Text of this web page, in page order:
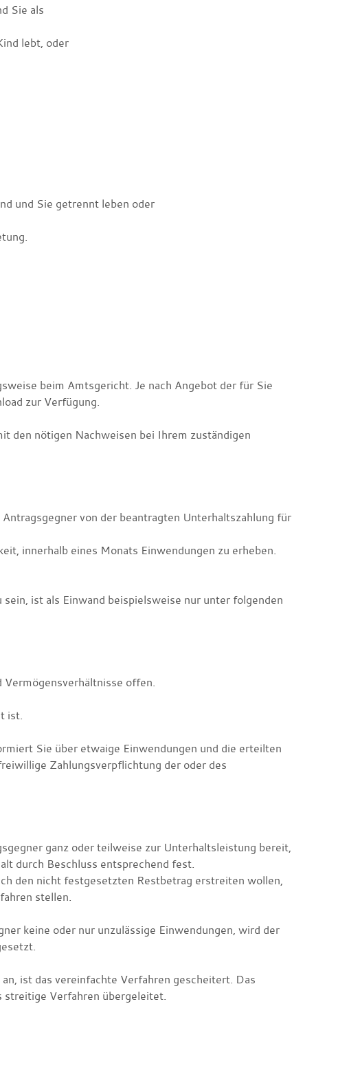
Sie als
lebt, oder
und Sie getrennt leben oder
beim Amtsgericht. Je nach Angebot der für Sie
zur Verfügung.
den nötigen Nachweisen bei Ihrem zuständigen
von der beantragten Unterhaltszahlung für
innerhalb eines Monats Einwendungen zu erheben.
ist als Einwand beispielsweise nur unter folgenden
offen.
ist.
Sie über etwaige Einwendungen und die erteilten
Zahlungsverpflichtung der oder des
ganz oder teilweise zur Unterhaltsleistung bereit,
durch Beschluss entsprechend fest.
den nicht festgesetzten Restbetrag erstreiten wollen,
stellen.
keine oder nur unzulässige Einwendungen, wird der
ist das vereinfachte Verfahren gescheitert. Das
streitige Verfahren übergeleitet.